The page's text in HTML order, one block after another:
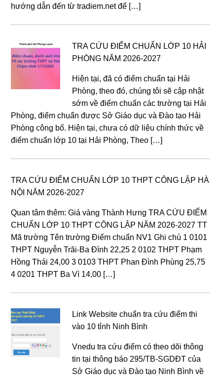
hướng dẫn đến từ tradiem.net để […]
TRA CỨU ĐIỂM CHUẨN LỚP 10 HẢI
PHÒNG NĂM 2026-2027
Hiện tại, đã có điểm chuẩn tại Hải
Phòng, theo đó, chúng tôi sẽ cập nhật
sớm về điểm chuẩn các trường tại Hải
Phòng, điểm chuẩn được Sở Giáo dục và Đào tạo Hải
Phòng công bố. Hiện tại, chưa có dữ liệu chính thức về
điểm chuẩn lớp 10 tại Hải Phòng, Theo […]
TRA CỨU ĐIỂM CHUẨN LỚP 10 THPT CÔNG LẬP HÀ
NỘI NĂM 2026-2027
Quan tâm thêm: Giá vàng Thành Hưng TRA CỨU ĐIỂM
CHUẨN LỚP 10 THPT CÔNG LẬP NĂM 2026-2027 TT
Mã trường Tên trường Điểm chuẩn NV1 Ghi chú 1 0101
THPT Nguyễn Trãi-Ba Đình 22,25 2 0102 THPT Phạm
Hồng Thái 24,00 3 0103 THPT Phan Đình Phùng 25,75
4 0201 THPT Ba Vì 14,00 […]
Link Website chuẩn tra cứu điểm thi
vào 10 tỉnh Ninh Bình
Vnedu tra cứu điểm có theo dõi thông
tin tại thông báo 295/TB-SGDĐT của
Sở Giáo dục và Đào tạo Ninh Bình về